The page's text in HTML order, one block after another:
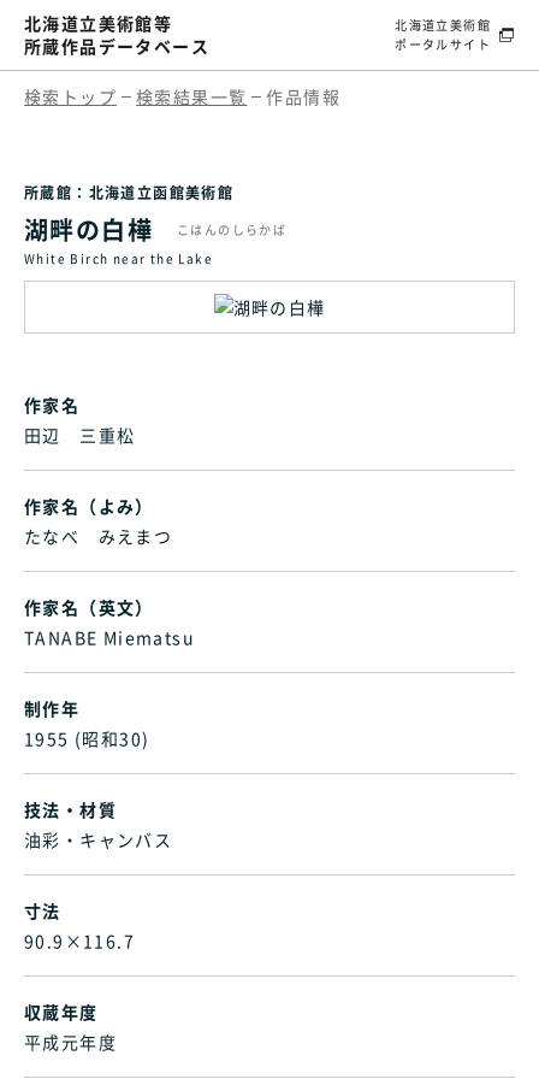
北海道立美術館等
所蔵作品データベース
北海道立美術館
ポータルサイト
検索トップ 検索結果一覧 作品情報
所蔵館：北海道立函館美術館
湖畔の白樺
こはんのしらかば
White Birch near the Lake
作家名
田辺 三重松
作家名（よみ）
たなべ みえまつ
作家名（英文）
TANABE Miematsu
制作年
1955 (昭和30)
技法・材質
油彩・キャンバス
寸法
90.9×116.7
収蔵年度
平成元年度